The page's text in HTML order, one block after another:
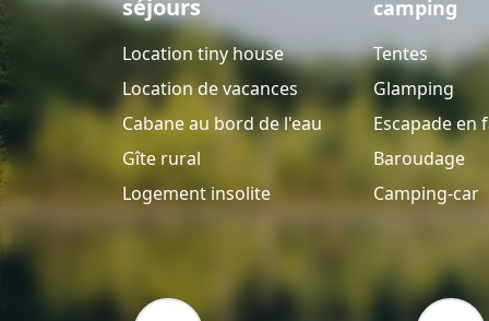
séjours
Location tiny house
Location de vacances
Cabane au bord de l'eau
Gîte rural
Logement insolite
camping
Tentes
Glamping
Escapade en
Baroudage
Camping-car